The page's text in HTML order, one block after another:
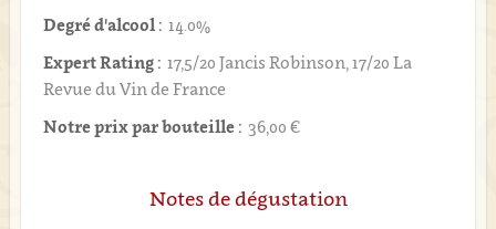
Degré d'alcool : 14.0%
Expert Rating : 17,5/20 Jancis Robinson, 17/20 La
Revue du Vin de France
Notre prix par bouteille : 36,00 €
Notes de dégustation